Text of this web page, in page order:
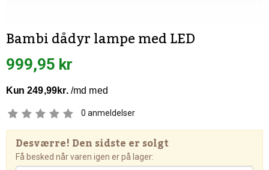
Bambi dådyr lampe med LED
999,95 kr
0 anmeldelser
Desværre! Den sidste er solgt
Få besked når varen igen er på lager: